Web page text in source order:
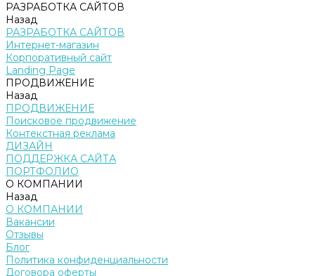
РАЗРАБОТКА САЙТОВ
Назад
РАЗРАБОТКА САЙТОВ
Интернет-магазин
Корпоративный сайт
Landing Page
ПРОДВИЖЕНИЕ
Назад
ПРОДВИЖЕНИЕ
Поисковое продвижение
Контекстная реклама
ДИЗАЙН
ПОДДЕРЖКА САЙТА
ПОРТФОЛИО
О КОМПАНИИ
Назад
О КОМПАНИИ
Вакансии
Отзывы
Блог
Политика конфиденциальности
Договора оферты